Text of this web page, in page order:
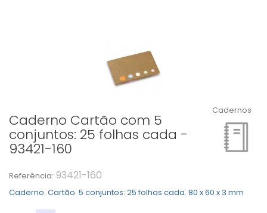
Caderno Cartão com 5
conjuntos: 25 folhas cada -
93421-160
Referência: 93421-160
Caderno. Cartão. 5 conjuntos: 25 folhas cada. 80 x 60 x 3 mm
Cadernos